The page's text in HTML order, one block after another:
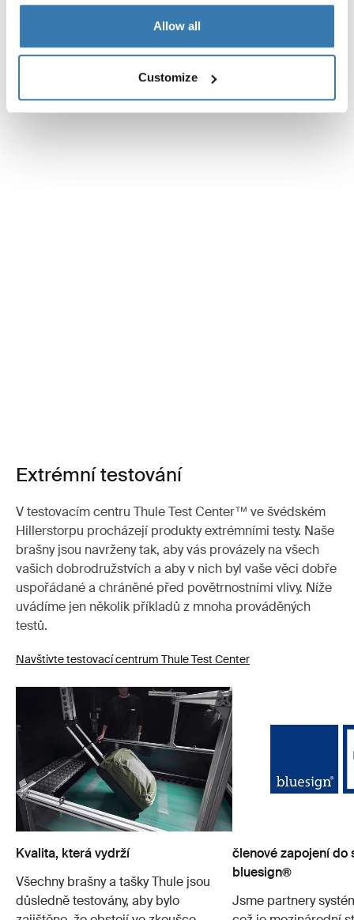
Allow all
Customize
Extrémní testování
V testovacím centru Thule Test Center™ ve švédském
Hillerstorpu procházejí produkty extrémními testy. Naše
brašny jsou navrženy tak, aby vás provázely na všech
vašich dobrodružstvích a aby v nich byl vaše věci dobře
uspořádané a chráněné před povětrnostními vlivy. Níže
uvádíme jen několik příkladů z mnoha prováděných
testů.
Navštivte testovací centrum Thule Test Center
Kvalita, která vydrží
Všechny brašny a tašky Thule jsou
důsledně testovány, aby bylo
členové zapojení do
bluesign®
Jsme partnery